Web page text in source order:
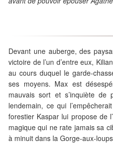
Devant une auberge, des
victoire de l’un d’entre eux,
au cours duquel le garde-
ses moyens. Max est
mauvais sort et s’inquiète de
lendemain, ce qui
forestier Kaspar lui propose de
magique qui ne rate jamais sa
à minuit dans la Gorge-aux-